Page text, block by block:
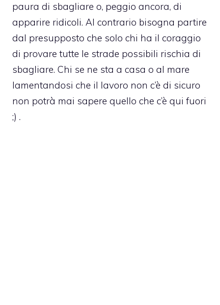
paura di sbagliare o, peggio ancora, di
apparire ridicoli. Al contrario bisogna partire
dal presupposto che solo chi ha il coraggio
di provare tutte le strade possibili rischia di
sbagliare. Chi se ne sta a casa o al mare
lamentandosi che il lavoro non c’è di sicuro
non potrà mai sapere quello che c’è qui fuori
;) .